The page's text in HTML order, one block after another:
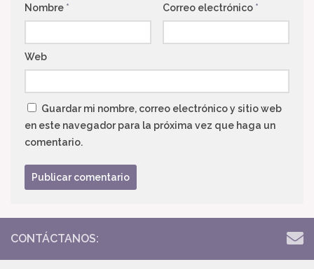
Nombre * Correo electrónico *
Web
Guardar mi nombre, correo electrónico y sitio web
en este navegador para la próxima vez que haga un
comentario.
CONTÁCTANOS: